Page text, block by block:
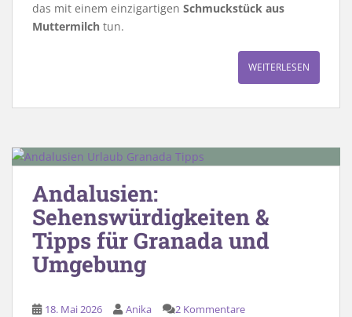
das mit einem einzigartigen Schmuckstück aus
Muttermilch tun.
WEITERLESEN
Andalusien:
Sehenswürdigkeiten &
Tipps für Granada und
Umgebung
18. Mai 2026 Anika 2 Kommentare